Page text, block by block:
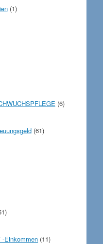
(1)
(6)
(61)
-Einkommen (11)